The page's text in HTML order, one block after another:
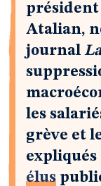
Atalian,
journal
les
grève et
expliqués
élus